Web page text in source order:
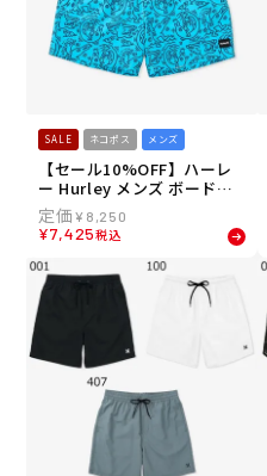
SALE ネコポス メンズ
【セール10%OFF】ハーレ
ー Hurley メンズ ボードシ
ョーツ トランクス キャノン
ボール ボレー キース・ヘリ
ング 17" MBS11885
¥ 8,250
¥7,425税込